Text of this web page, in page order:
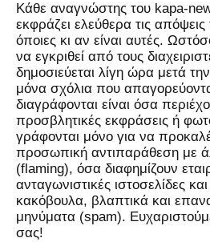
Kάθε αναγνώστης του kapa-
εκφράζει ελεύθερα τις
όποιες κι αν είναι αυτές.
να εγκριθεί από τους
δημοσιεύεται λίγη ώρα μετά
μόνα σχόλια που
διαγράφονται είναι όσα
προσβλητικές εκφράσεις ή
γράφονται μόνο για να
προσωπική αντιπαράθεση με
(flaming), όσα διαφημίζουν
ανταγωνιστικές ιστοσελίδες
κακόβουλα, βλαπτικά και
μηνύματα (spam).
σας!